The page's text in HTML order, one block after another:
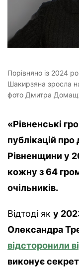
Порівняно із 2024
Шакирзяна зросла
фото Дмитра
«Рівненські
публікацій
Рівненщини у
кожну з 64
очільників.
Відтоді як у
Олександра
відсторонили
виконує